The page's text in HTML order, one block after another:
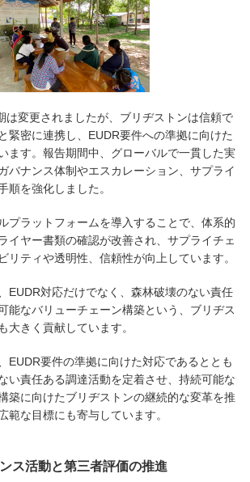
は変更されましたが、ブリヂストンは信頼で
緊密に連携し、EUDR要件への準拠に向けた
ます。報告期間中、グローバルで一貫した実
バナンス体制やエスカレーション、サプライ
順を強化しました。
プラットフォームを導入することで、体系的
イヤー書類の確認が改善され、サプライチェ
リティや透明性、信頼性が向上しています。
EUDR対応だけでなく、森林破壊のない責任
能なバリューチェーン構築という、ブリヂス
大きく貢献しています。
EUDR要件の準拠に向けた対応であるととも
い責任ある調達活動を定着させ、持続可能な
築に向けたブリヂストンの継続的な変革を推
範な目標にも寄与しています。
ス活動と第三者評価の推進